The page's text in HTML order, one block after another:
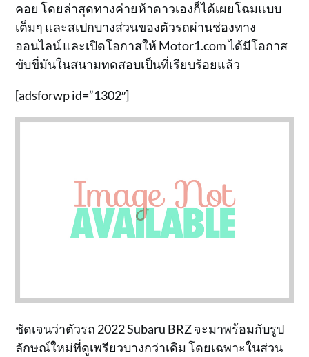
คอย โดยล่าสุดทางค่ายห้าดาวเองก็ได้เผยโฉมแบบ
เต็มๆ และสเปกบางส่วนของตัวรถผ่านช่องทาง
ออนไลน์ และเปิดโอกาสให้ Motor1.com ได้มีโอกาส
ขับขี่มันในสนามทดสอบเป็นที่เรียบร้อยแล้ว
[adsforwp id=”1302″]
ชัดเจนว่าตัวรถ 2022 Subaru BRZ จะมาพร้อมกับรูป
ลักษณ์ใหม่ที่ดูเพรียวบางกว่าเดิม โดยเฉพาะในส่วน